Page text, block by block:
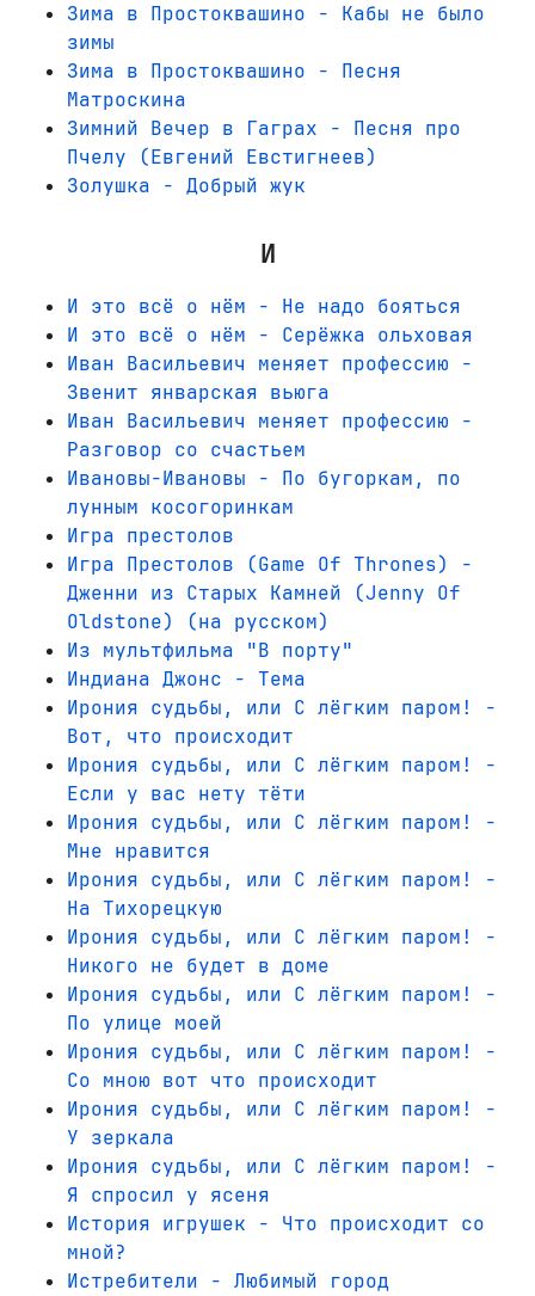
Зима в Простоквашино - Кабы не было
зимы
Зима в Простоквашино - Песня
Матроскина
Зимний Вечер в Гаграх - Песня про
Пчелу (Евгений Евстигнеев)
Золушка - Добрый жук
И
И это всё о нём - Не надо бояться
И это всё о нём - Серёжка ольховая
Иван Васильевич меняет профессию -
Звенит январская вьюга
Иван Васильевич меняет профессию -
Разговор со счастьем
Ивановы-Ивановы - По бугоркам, по
лунным косогоринкам
Игра престолов
Игра Престолов (Game Of Thrones) -
Дженни из Старых Камней (Jenny Of
Oldstone) (на русском)
Из мультфильма "В порту"
Индиана Джонс - Тема
Ирония судьбы, или С лёгким паром! -
Вот, что происходит
Ирония судьбы, или С лёгким паром! -
Если у вас нету тёти
Ирония судьбы, или С лёгким паром! -
Мне нравится
Ирония судьбы, или С лёгким паром! -
На Тихорецкую
Ирония судьбы, или С лёгким паром! -
Никого не будет в доме
Ирония судьбы, или С лёгким паром! -
По улице моей
Ирония судьбы, или С лёгким паром! -
Со мною вот что происходит
Ирония судьбы, или С лёгким паром! -
У зеркала
Ирония судьбы, или С лёгким паром! -
Я спросил у ясеня
История игрушек - Что происходит со
мной?
Истребители - Любимый город